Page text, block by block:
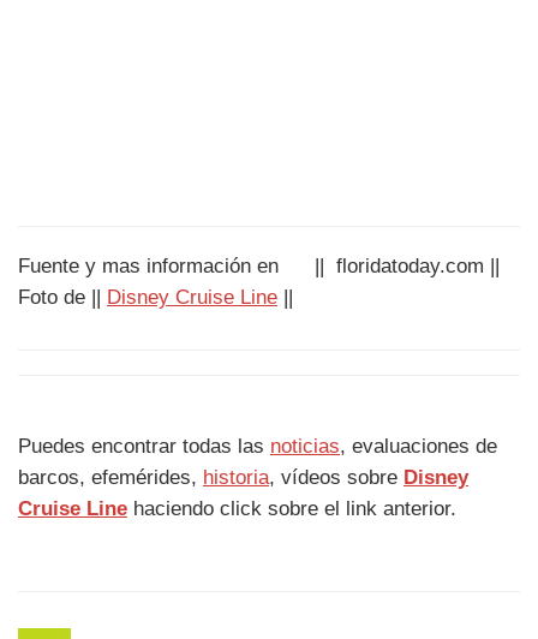
Fuente y mas información en || floridatoday.com ||
Foto de ||
Disney Cruise Line
Puedes encontrar todas las noticias, evaluaciones de
barcos, efemérides, historia, vídeos sobre Disney
Cruise Line haciendo click sobre el link anterior.